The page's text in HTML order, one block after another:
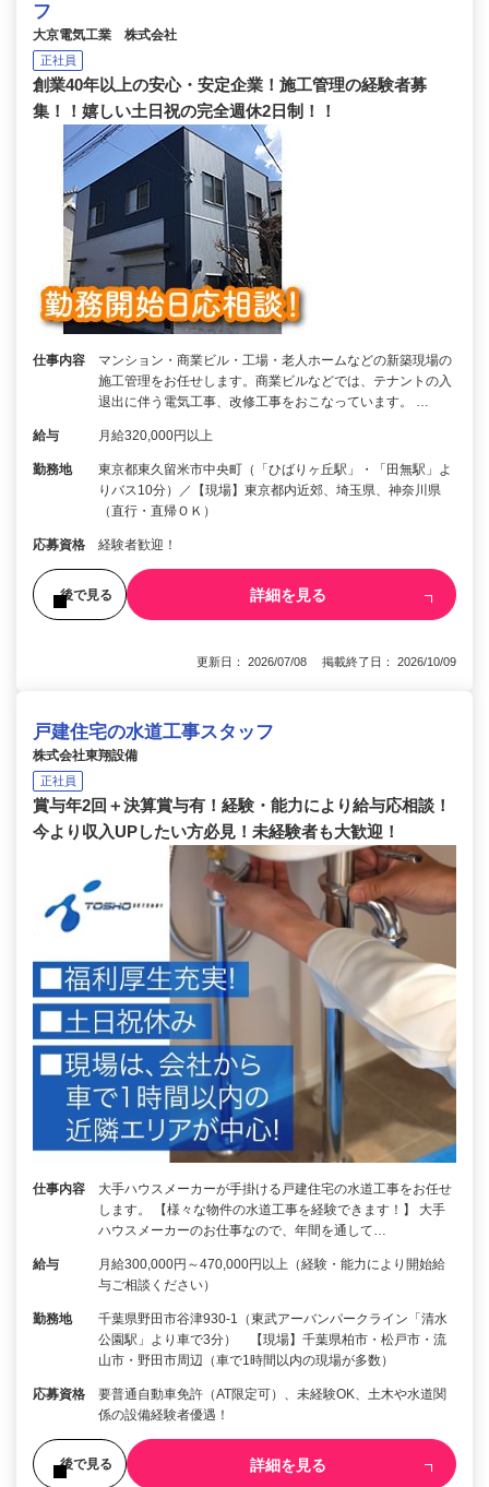
フ
大京電気工業 株式会社
正社員
創業40年以上の安心・安定企業！施工管理の経験者募
集！！嬉しい土日祝の完全週休2日制！！
仕事内容
マンション・商業ビル・工場・老人ホームなどの新築現場の
施工管理をお任せします。商業ビルなどでは、テナントの入
退出に伴う電気工事、改修工事をおこなっています。 …
給与 月給320,000円以上
勤務地
東京都東久留米市中央町（「ひばりヶ丘駅」・「田無駅」よ
りバス10分）／【現場】東京都内近郊、埼玉県、神奈川県
（直行・直帰ＯＫ）
応募資格 経験者歓迎！
後で見る 詳細を見る
更新日： 2026/07/08 掲載終了日： 2026/10/09
戸建住宅の水道工事スタッフ
株式会社東翔設備
正社員
賞与年2回＋決算賞与有！経験・能力により給与応相談！
今より収入UPしたい方必見！未経験者も大歓迎！
仕事内容
大手ハウスメーカーが手掛ける戸建住宅の水道工事をお任せ
します。 【様々な物件の水道工事を経験できます！】 大手
ハウスメーカーのお仕事なので、年間を通して…
給与
月給300,000円～470,000円以上（経験・能力により開始給
与ご相談ください）
勤務地
千葉県野田市谷津930-1（東武アーバンパークライン「清水
公園駅」より車で3分） 【現場】千葉県柏市・松戸市・流
山市・野田市周辺（車で1時間以内の現場が多数）
応募資格
要普通自動車免許（AT限定可）、未経験OK、土木や水道関
係の設備経験者優遇！
後で見る 詳細を見る